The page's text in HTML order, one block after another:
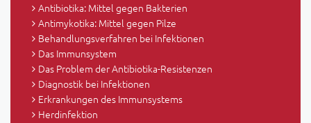
Antibiotika: Mittel gegen Bakterien
Antimykotika: Mittel gegen Pilze
Behandlungsverfahren bei Infektionen
Das Immunsystem
Das Problem der Antibiotika-Resistenzen
Diagnostik bei Infektionen
Erkrankungen des Immunsystems
Herdinfektion